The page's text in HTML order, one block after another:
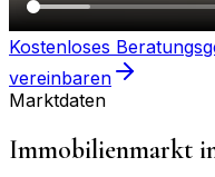
Kostenloses
vereinbaren
Marktdaten
Immobilienmarkt